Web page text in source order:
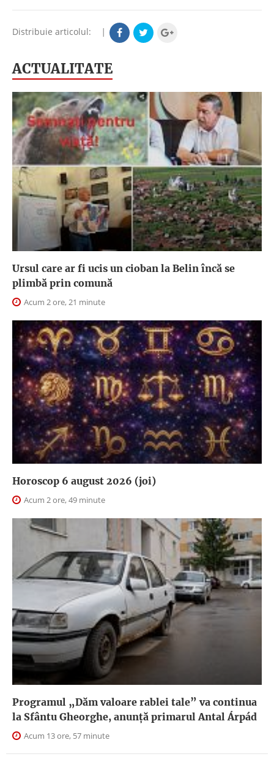
Distribuie articolul: |
ACTUALITATE
Ursul care ar fi ucis un cioban la Belin încă se
plimbă prin comună
Acum 2 ore, 21 minute
Horoscop 6 august 2026 (joi)
Acum 2 ore, 49 minute
Programul „Dăm valoare rablei tale” va continua
la Sfântu Gheorghe, anunţă primarul Antal Árpád
Acum 13 ore, 57 minute